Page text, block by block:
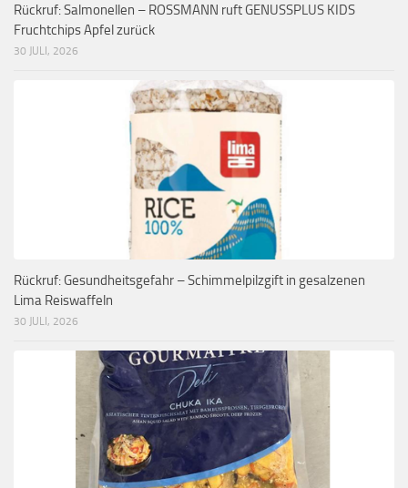
Rückruf: Salmonellen – ROSSMANN ruft GENUSSPLUS KIDS
Fruchtchips Apfel zurück
30 JULI, 2026
Rückruf: Gesundheitsgefahr – Schimmelpilzgift in gesalzenen
Lima Reiswaffeln
30 JULI, 2026